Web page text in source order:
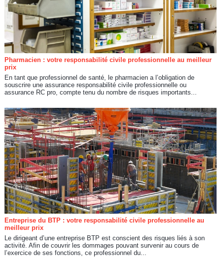
Pharmacien : votre responsabilité civile professionnelle au meilleur
prix
En tant que professionnel de santé, le pharmacien a l’obligation de
souscrire une assurance responsabilité civile professionnelle ou
assurance RC pro, compte tenu du nombre de risques importants...
Entreprise du BTP : votre responsabilité civile professionnelle au
meilleur prix
Le dirigeant d’une entreprise BTP est conscient des risques liés à son
activité. Afin de couvrir les dommages pouvant survenir au cours de
l’exercice de ses fonctions, ce professionnel du...